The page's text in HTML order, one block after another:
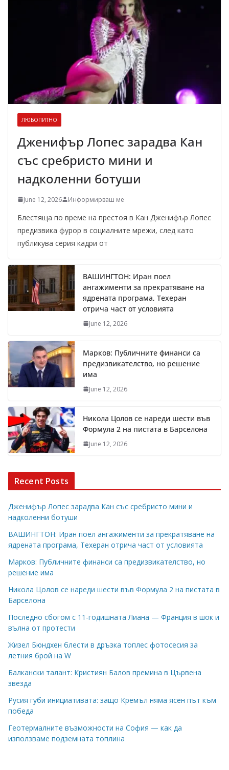
ЛЮБОПИТНО
Дженифър Лопес зарадва Кан
със сребристо мини и
надколенни ботуши
June 12, 2026 Информирваш ме
Блестяща по време на престоя в Кан Дженифър Лопес
предизвика фурор в социалните мрежи, след като
публикува серия кадри от
ВАШИНГТОН: Иран поел
ангажименти за прекратяване на
ядрената програма, Техеран
отрича част от условията
June 12, 2026
Марков: Публичните финанси са
предизвикателство, но решение
има
June 12, 2026
Никола Цолов се нареди шести във
Формула 2 на пистата в Барселона
June 12, 2026
Recent Posts
Дженифър Лопес зарадва Кан със сребристо мини и
надколенни ботуши
ВАШИНГТОН: Иран поел ангажименти за прекратяване на
ядрената програма, Техеран отрича част от условията
Марков: Публичните финанси са предизвикателство, но
решение има
Никола Цолов се нареди шести във Формула 2 на пистата в
Барселона
Последно сбогом с 11-годишната Лиана — Франция в шок и
вълна от протести
Жизел Бюндхен блести в дръзка топлес фотосесия за
летния брой на W
Балкански талант: Кристиян Балов премина в Цървена
звезда
Русия губи инициативата: защо Кремъл няма ясен път към
победа
Геотермалните възможности на София — как да
използваме подземната топлина